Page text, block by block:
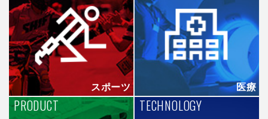
スポーツ 医療
PRODUCT TECHNOLOGY